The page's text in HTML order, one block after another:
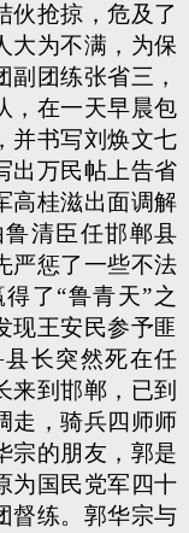
伙抢掠，危及了
大为不满，为保
团练张省三，
，在一天早晨包
并书写刘焕文七
出万民帖上告省
高桂滋出面调解
清臣任邯郸县
严惩了一些不法
了“鲁青天”之
现王安民参予匪
长突然死在任
来到邯郸，已到
走，骑兵四师师
宗的朋友，郭是
为国民党军四十
督练。郭华宗与